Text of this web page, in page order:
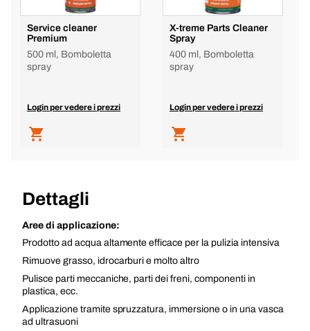
Service cleaner
Premium
500 ml, Bomboletta
spray
Login per vedere i prezzi
X-treme Parts Cleaner
Spray
400 ml, Bomboletta
spray
Login per vedere i prezzi
Dettagli
Aree di applicazione:
Prodotto ad acqua altamente efficace per la pulizia intensiva
Rimuove grasso, idrocarburi e molto altro
Pulisce parti meccaniche, parti dei freni, componenti in
plastica, ecc.
Applicazione tramite spruzzatura, immersione o in una vasca
ad ultrasuoni